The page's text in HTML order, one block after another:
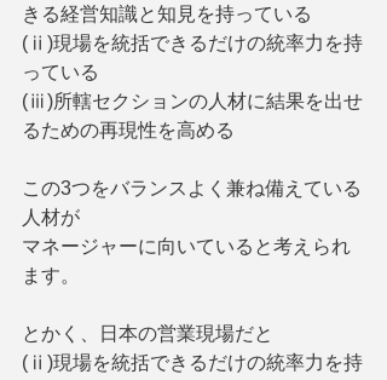
きる経営知識と知見を持っている
(ⅱ)現場を統括できるだけの統率力を持
っている
(ⅲ)所轄セクションの人材に結果を出せ
るための再現性を高める
この3つをバランスよく兼ね備えている
人材が
マネージャーに向いていると考えられ
ます。
とかく、日本の営業現場だと
(ⅱ)現場を統括できるだけの統率力を持